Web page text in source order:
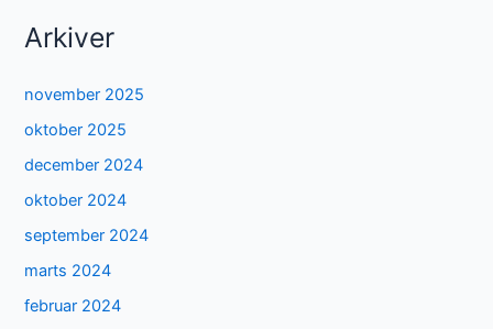
Arkiver
november 2025
oktober 2025
december 2024
oktober 2024
september 2024
marts 2024
februar 2024